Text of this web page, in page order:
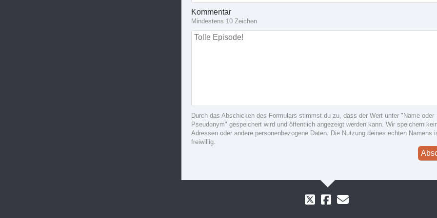
Kommentar
Mindestens 10 Zeichen
Durch das Abschicken des Formulars stimmst du zu, dass der Wert unter "Name oder
Pseudonym" gespeichert wird und öffentlich angezeigt werden kann. Wir speichern
Adressen oder andere personenbezogene Daten. Die Nutzung deines echten Namens
freiwillig.